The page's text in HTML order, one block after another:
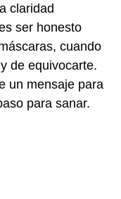
claridad
ser honesto
cuando
de equivocarte.
un mensaje para
para sanar.